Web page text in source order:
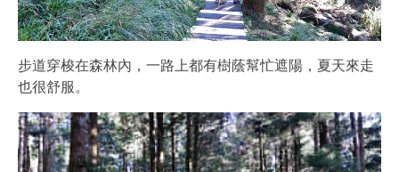
步道穿梭在森林內，一路上都有樹蔭幫忙遮陽，夏天來走
也很舒服。